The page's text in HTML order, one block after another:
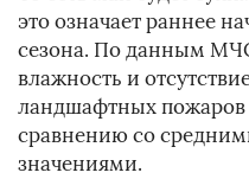
это означает раннее
сезона. По данным
влажность и
ландшафтных пожаров
сравнению со
значениями.